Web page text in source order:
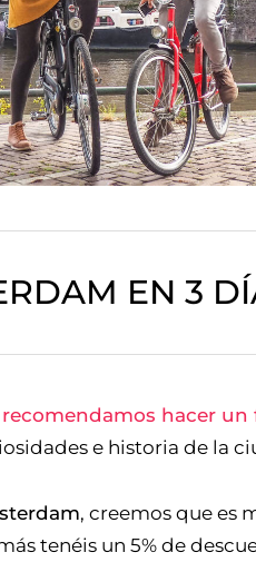
EN 3
recomendamos hacer un
e historia de la
, creemos que es
tenéis un 5% de